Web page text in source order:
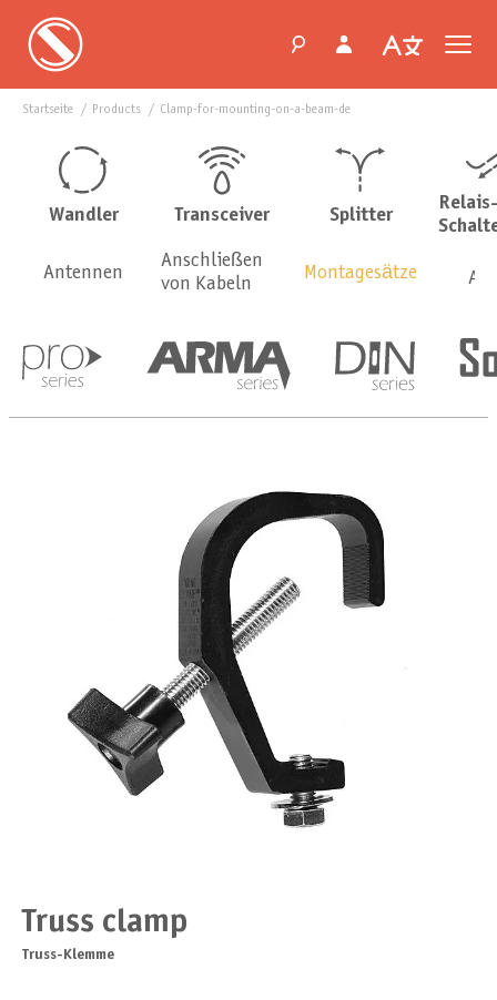
Startseite products clamp-for-mounting-on-a-beam-de
Wandler Transceiver Splitter
Relais-
Antennen
Anschließen
von Kabeln
Montagesätze
Truss clamp
Truss-Klemme